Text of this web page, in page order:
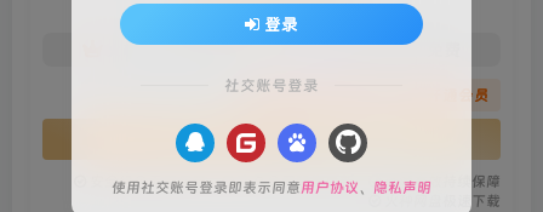
火种黄金会员 免费 火种黑钻会员
您暂无购买权限，请先开通会员
开通会员
安全绿色无毒保障 永久免费稳定更新
资源有效持续保障
火种网盘极速下载
登录
社交账号登录
使用社交账号登录即表示同意用户协议、 隐私声明